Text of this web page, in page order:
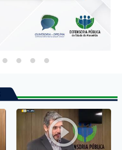
play_circle_outline